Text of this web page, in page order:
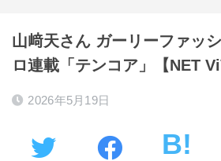
山﨑天さん ガーリーファッ
ロ連載「テンコア」【NET
2026年5月19日